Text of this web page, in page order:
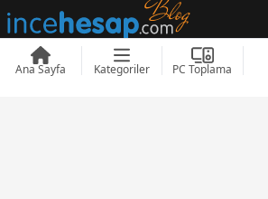
Ana Sayfa Kategoriler PC Toplama